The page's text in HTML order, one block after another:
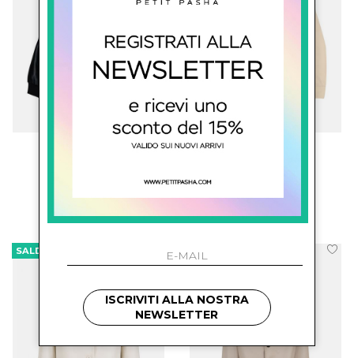
€ 106.00
SALDI SALDI
ISCRIVITI ALLA NOSTRA
NEWSLETTER